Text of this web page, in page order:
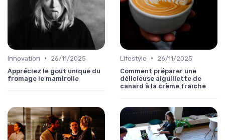
Innovation •
26/11/2025
Appréciez le goût unique du
fromage le mamirolle
Lifestyle •
26/11/2025
Comment préparer une
délicieuse aiguillette de
canard à la crème fraîche